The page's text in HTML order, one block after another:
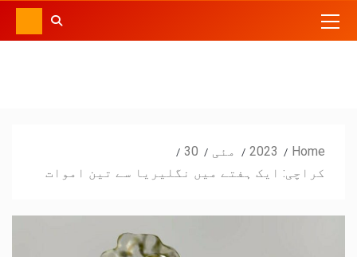
Home
2023 مئی
30
کراچی: ایک ہفتے میں نگلیریا سے تین اموات